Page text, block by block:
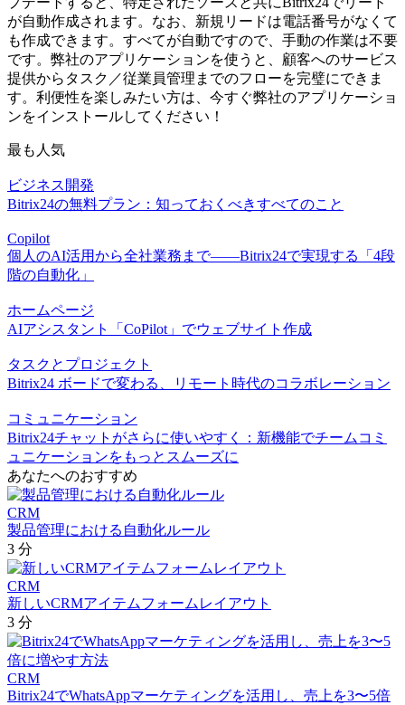
が自動作成されます。なお、新規リードは電話番号がなくて
も作成できます。すべてが自動ですので、手動の作業は不要
です。弊社のアプリケーションを使うと、顧客へのサービス
提供からタスク／従業員管理までのフローを完璧にできま
す。利便性を楽しみたい方は、今すぐ弊社のアプリケーショ
ンをインストールしてください！
最も人気
ビジネス開発
Bitrix24の無料プラン：知っておくべきすべてのこと
Copilot
個人のAI活用から全社業務まで――Bitrix24で実現する「4段
階の自動化」
ホームページ
AIアシスタント「CoPilot」でウェブサイト作成
タスクとプロジェクト
Bitrix24 ボードで変わる、リモート時代のコラボレーション
コミュニケーション
Bitrix24チャットがさらに使いやすく：新機能でチームコミ
ュニケーションをもっとスムーズに
あなたへのおすすめ
CRM
製品管理における自動化ルール
3 分
CRM
新しいCRMアイテムフォームレイアウト
3 分
CRM
Bitrix24でWhatsAppマーケティングを活用し、売上を3〜5倍